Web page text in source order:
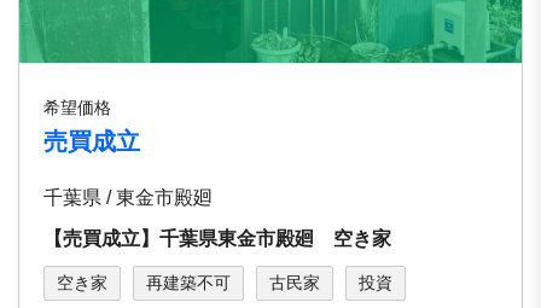
希望価格
売買成立
千葉県 / 東金市殿廻
【売買成立】千葉県東金市殿廻 空き家
空き家 再建築不可 古民家 投資